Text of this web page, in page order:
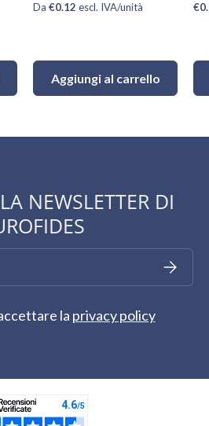
Da €0.12 escl. IVA/unità
Aggiungi al carrello
NEWSLETTER DI
Iscriviti
la privacy policy